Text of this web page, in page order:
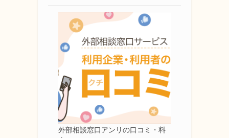
外部相談窓口アンリの口コミ・料